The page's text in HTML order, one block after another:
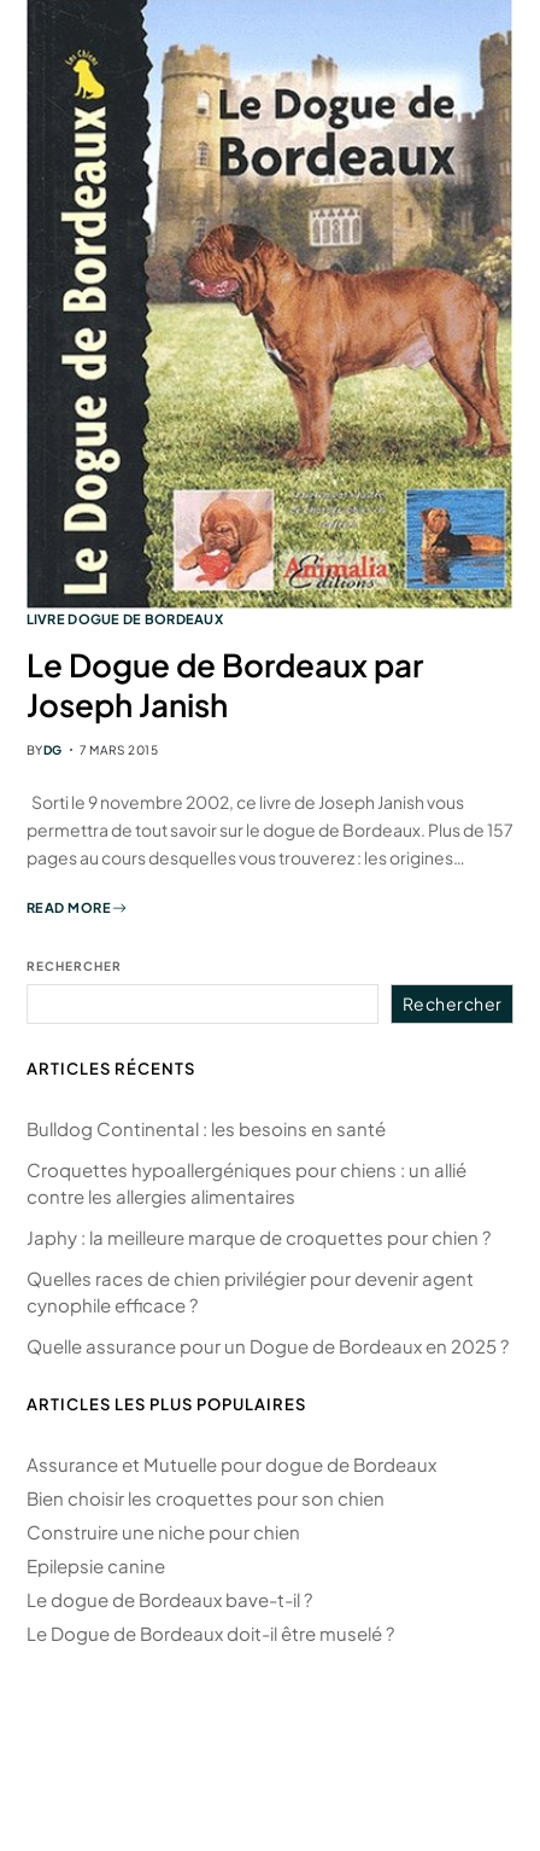
LIVRE DOGUE DE BORDEAUX
Le Dogue de Bordeaux par
Joseph Janish
BYDG 7 MARS 2015
Sorti le 9 novembre 2002, ce livre de Joseph Janish vous
permettra de tout savoir sur le dogue de Bordeaux. Plus de 157
pages au cours desquelles vous trouverez : les origines…
READ MORE
RECHERCHER
Rechercher
ARTICLES RÉCENTS
Bulldog Continental : les besoins en santé
Croquettes hypoallergéniques pour chiens : un allié
contre les allergies alimentaires
Japhy : la meilleure marque de croquettes pour chien ?
Quelles races de chien privilégier pour devenir agent
cynophile efficace ?
Quelle assurance pour un Dogue de Bordeaux en 2025 ?
ARTICLES LES PLUS POPULAIRES
Assurance et Mutuelle pour dogue de Bordeaux
Bien choisir les croquettes pour son chien
Construire une niche pour chien
Epilepsie canine
Le dogue de Bordeaux bave-t-il ?
Le Dogue de Bordeaux doit-il être muselé ?